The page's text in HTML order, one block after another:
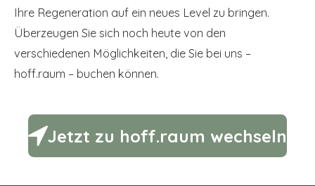
Ihre Regeneration auf ein neues Level zu bringen.
Überzeugen Sie sich noch heute von den
verschiedenen Möglichkeiten, die Sie bei uns –
hoff.raum – buchen können.
Jetzt zu hoff.raum wechseln